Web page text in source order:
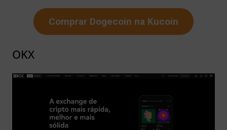
Comprar Dogecoin na Kucoin
OKX